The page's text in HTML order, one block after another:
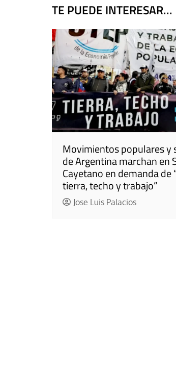
TE PUEDE INTERESAR...
Movimientos populares y
de Argentina marchan en
Cayetano en demanda de
tierra, techo y trabajo”
Jose Luis Palacios